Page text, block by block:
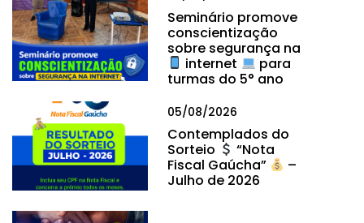
Seminário promove
conscientização
sobre segurança na
internet
para
turmas do 5° ano
05/08/2026
Contemplados do
Sorteio
“Nota
Fiscal Gaúcha”
–
Julho de 2026